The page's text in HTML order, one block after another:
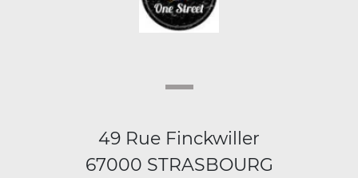
49 Rue Finckwiller
67000 STRASBOURG